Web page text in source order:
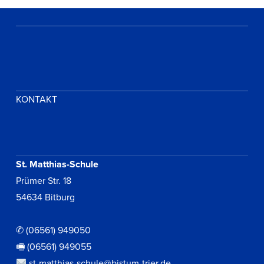
KONTAKT
St. Matthias-Schule
Prümer Str. 18
54634 Bitburg
✆ (06561) 949050
🖷 (06561) 949055